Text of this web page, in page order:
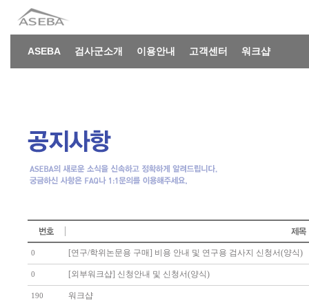
ASEBA 검사군소개 이용안내 고객센터 워크샵
0 [연구/학위논문용 구매] 비용 안내 및 연구용 검사지 신청서(양식)
0 [외부워크샵] 신청안내 및 신청서(양식)
190 워크샵